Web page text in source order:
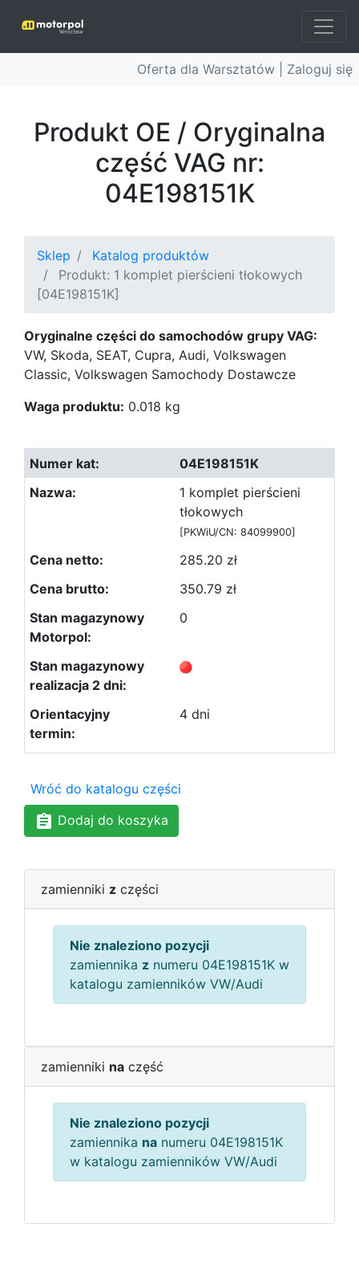
Oferta dla Warsztatów | Zaloguj się
Produkt OE / Oryginalna
część VAG nr:
04E198151K
Sklep
Katalog produktów
Produkt: 1 komplet pierścieni tłokowych
[04E198151K]
Oryginalne części do samochodów grupy VAG:
VW, Skoda, SEAT, Cupra, Audi, Volkswagen
Classic, Volkswagen Samochody Dostawcze
Waga produktu: 0.018 kg
04E198151K
1 komplet pierścieni
tłokowych
[PKWiU/CN: 84099900]
285.20 zł
350.79 zł
0
4 dni
Wróć do katalogu części
Dodaj do koszyka
zamienniki z części
Nie znaleziono pozycji
zamiennika z numeru 04E198151K w
katalogu zamienników VW/Audi
zamienniki na część
Nie znaleziono pozycji
zamiennika na numeru 04E198151K
w katalogu zamienników VW/Audi